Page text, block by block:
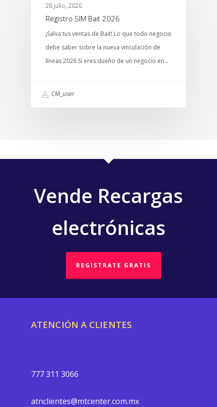
28 julio, 2026
Registro SIM Bait 2026
¡Salva tus ventas de Bait! Lo que todo negocio
debe saber sobre la nueva vinculación de
líneas 2026 Si eres dueño de un negocio en…
CM_user
Vende Recargas
electrónicas
REGISTRATE GRATIS
ATENCIÓN A CLIENTES
777 311 3066
atnclientes@mtcenter.com.mx